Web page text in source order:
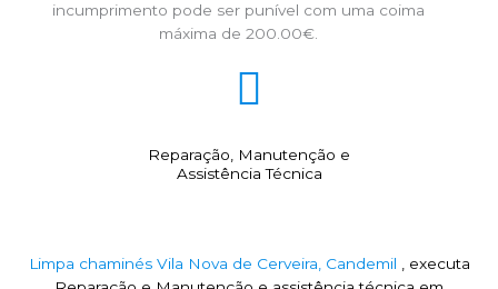
incumprimento pode ser punível com uma coima
máxima de 200.00€.
Reparação, Manutenção e
Assistência Técnica
Limpa chaminés Vila Nova de Cerveira, Candemil , executa